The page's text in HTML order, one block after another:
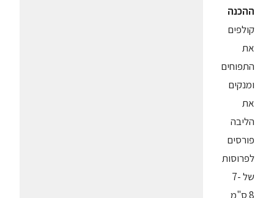
ההכנה
קולפים
את
התפוחים
ומנקים
את
הליבה
פורסים
לפרוסות
של 7-
8 ס"מ